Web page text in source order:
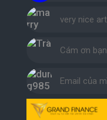
very nice
Cám ơn
Email của